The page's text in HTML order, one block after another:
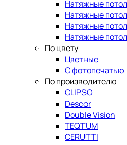
Натяжные
Натяжные
Натяжные
Натяжные
По цвету
Цветные
С фотопечатью
По производителю
CLIPSO
Descor
Double Vision
TEQTUM
CERUTTI